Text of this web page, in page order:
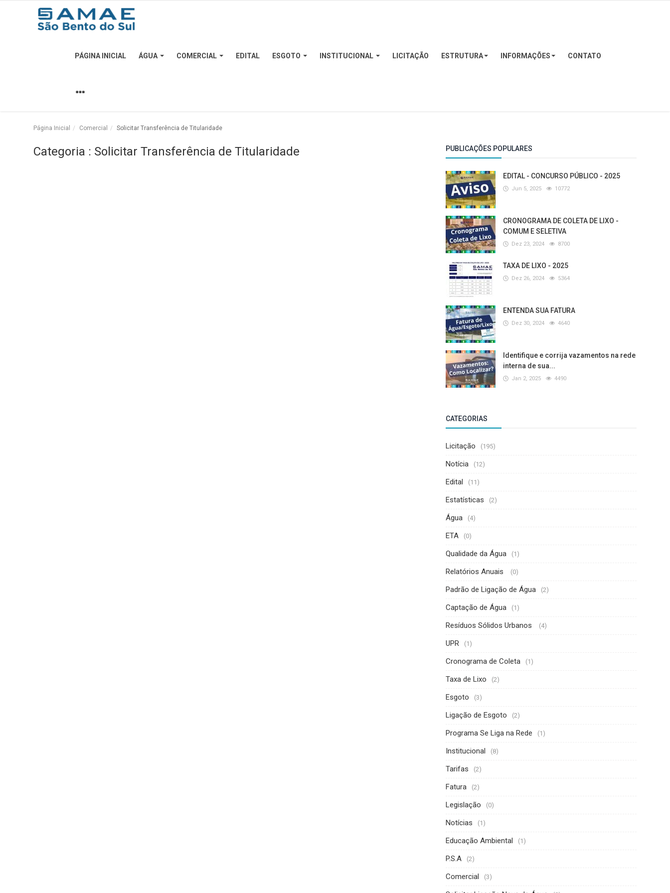
PÁGINA INICIAL ÁGUA COMERCIAL EDITAL ESGOTO INSTITUCIONAL LICITAÇÃO ESTRUTURA INFORMAÇÕES CONTATO
Página Inicial Comercial Solicitar Transferência de Titularidade
Categoria : Solicitar Transferência de Titularidade PUBLICAÇÕES POPULARES
EDITAL - CONCURSO PÚBLICO - 2025
Jun 5, 2025 10772
CRONOGRAMA DE COLETA DE LIXO -
COMUM E SELETIVA
Dez 23, 2024 8700
TAXA DE LIXO - 2025
Dez 26, 2024 5364
ENTENDA SUA FATURA
Dez 30, 2024 4640
Identifique e corrija vazamentos na rede
interna de sua...
Jan 2, 2025 4490
CATEGORIAS
Licitação (195)
Notícia (12)
Edital (11)
Estatísticas (2)
Água (4)
ETA (0)
Qualidade da Água (1)
Relatórios Anuais (0)
Padrão de Ligação de Água (2)
Captação de Água (1)
Resíduos Sólidos Urbanos (4)
UPR (1)
Cronograma de Coleta (1)
Taxa de Lixo (2)
Esgoto (3)
Ligação de Esgoto (2)
Programa Se Liga na Rede (1)
Institucional (8)
Tarifas (2)
Fatura (2)
Legislação (0)
Notícias (1)
Educação Ambiental (1)
P.S.A (2)
Comercial (3)